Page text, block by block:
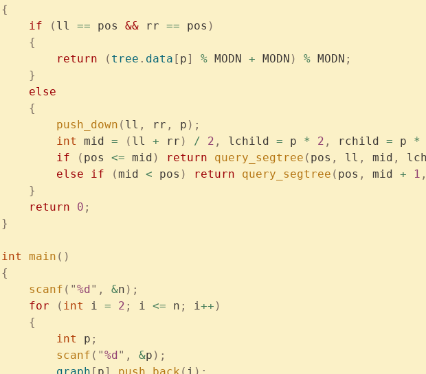
{
    if
( ll == pos && rr == pos )
    {
        return
( tree . data [ p] % MODN + MODN ) % MODN ;
    }
    else
    {
        push_down
( ll , rr , p );
        int
mid = ( ll + rr ) / 2 , lchild = p * 2 , rchild = p *
        if
( pos <= mid ) return query_segtree ( pos , ll , mid ,
        else
if (mid < pos ) return query_segtree ( pos , mid + 1 ,
    }
    return
0 ;
}
int main ()
{
    scanf
( "%d" , &n );
    for
( int i = 2 ; i <= n ; i++ )
    {
        int
p ;
        scanf
( "%d" , &p );